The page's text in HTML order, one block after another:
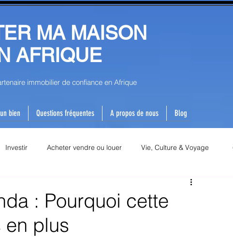
MA MAISON
AFRIQUE
immobilier de confiance en Afrique
bien Questions fréquentes A propos de nous Blog
Investir Acheter vendre ou louer Vie, Culture & Voyage
: Pourquoi cette
en plus